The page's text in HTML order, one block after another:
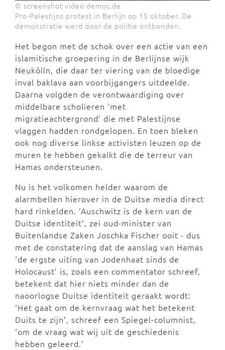
© screenshot video democ.de
Pro-Palestijns protest in Berlijn op 15 oktober. De
demonstratie werd door de politie ontbonden.
Het begon met de schok over een actie van een
islamitische groepering in de Berlijnse wijk
Neukölln, die daar ter viering van de bloedige
inval baklava aan voorbijgangers uitdeelde.
Daarna volgden de verontwaardiging over
middelbare scholieren ‘met
migratieachtergrond’ die met Palestijnse
vlaggen hadden rondgelopen. En toen bleken
ook nog diverse linkse activisten leuzen op de
muren te hebben gekalkt die de terreur van
Hamas ondersteunen.
Nu is het volkomen helder waarom de
alarmbellen hierover in de Duitse media direct
hard rinkelden. ‘Auschwitz is de kern van de
Duitse identiteit’, zei oud-minister van
Buitenlandse Zaken Joschka Fischer ooit - dus
met de constatering dat de aanslag van Hamas
‘de ergste uiting van Jodenhaat sinds de
Holocaust’ is, zoals een commentator schreef,
betekent dat hier niets minder dan de
naoorlogse Duitse identiteit geraakt wordt:
‘Het gaat om de kernvraag wat het betekent
Duits te zijn’, schreef een Spiegel-columnist,
‘om de vraag wat wij uit de geschiedenis
hebben geleerd.’